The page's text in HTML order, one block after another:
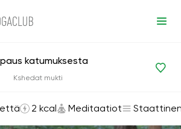
Meditaatiot
katumuksesta
Kshedat mukti
2 kcal Meditaatiot